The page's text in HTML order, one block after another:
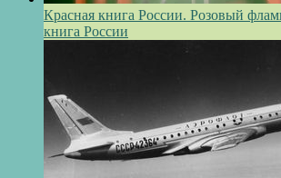
Красная книга России. Розовый
книга России